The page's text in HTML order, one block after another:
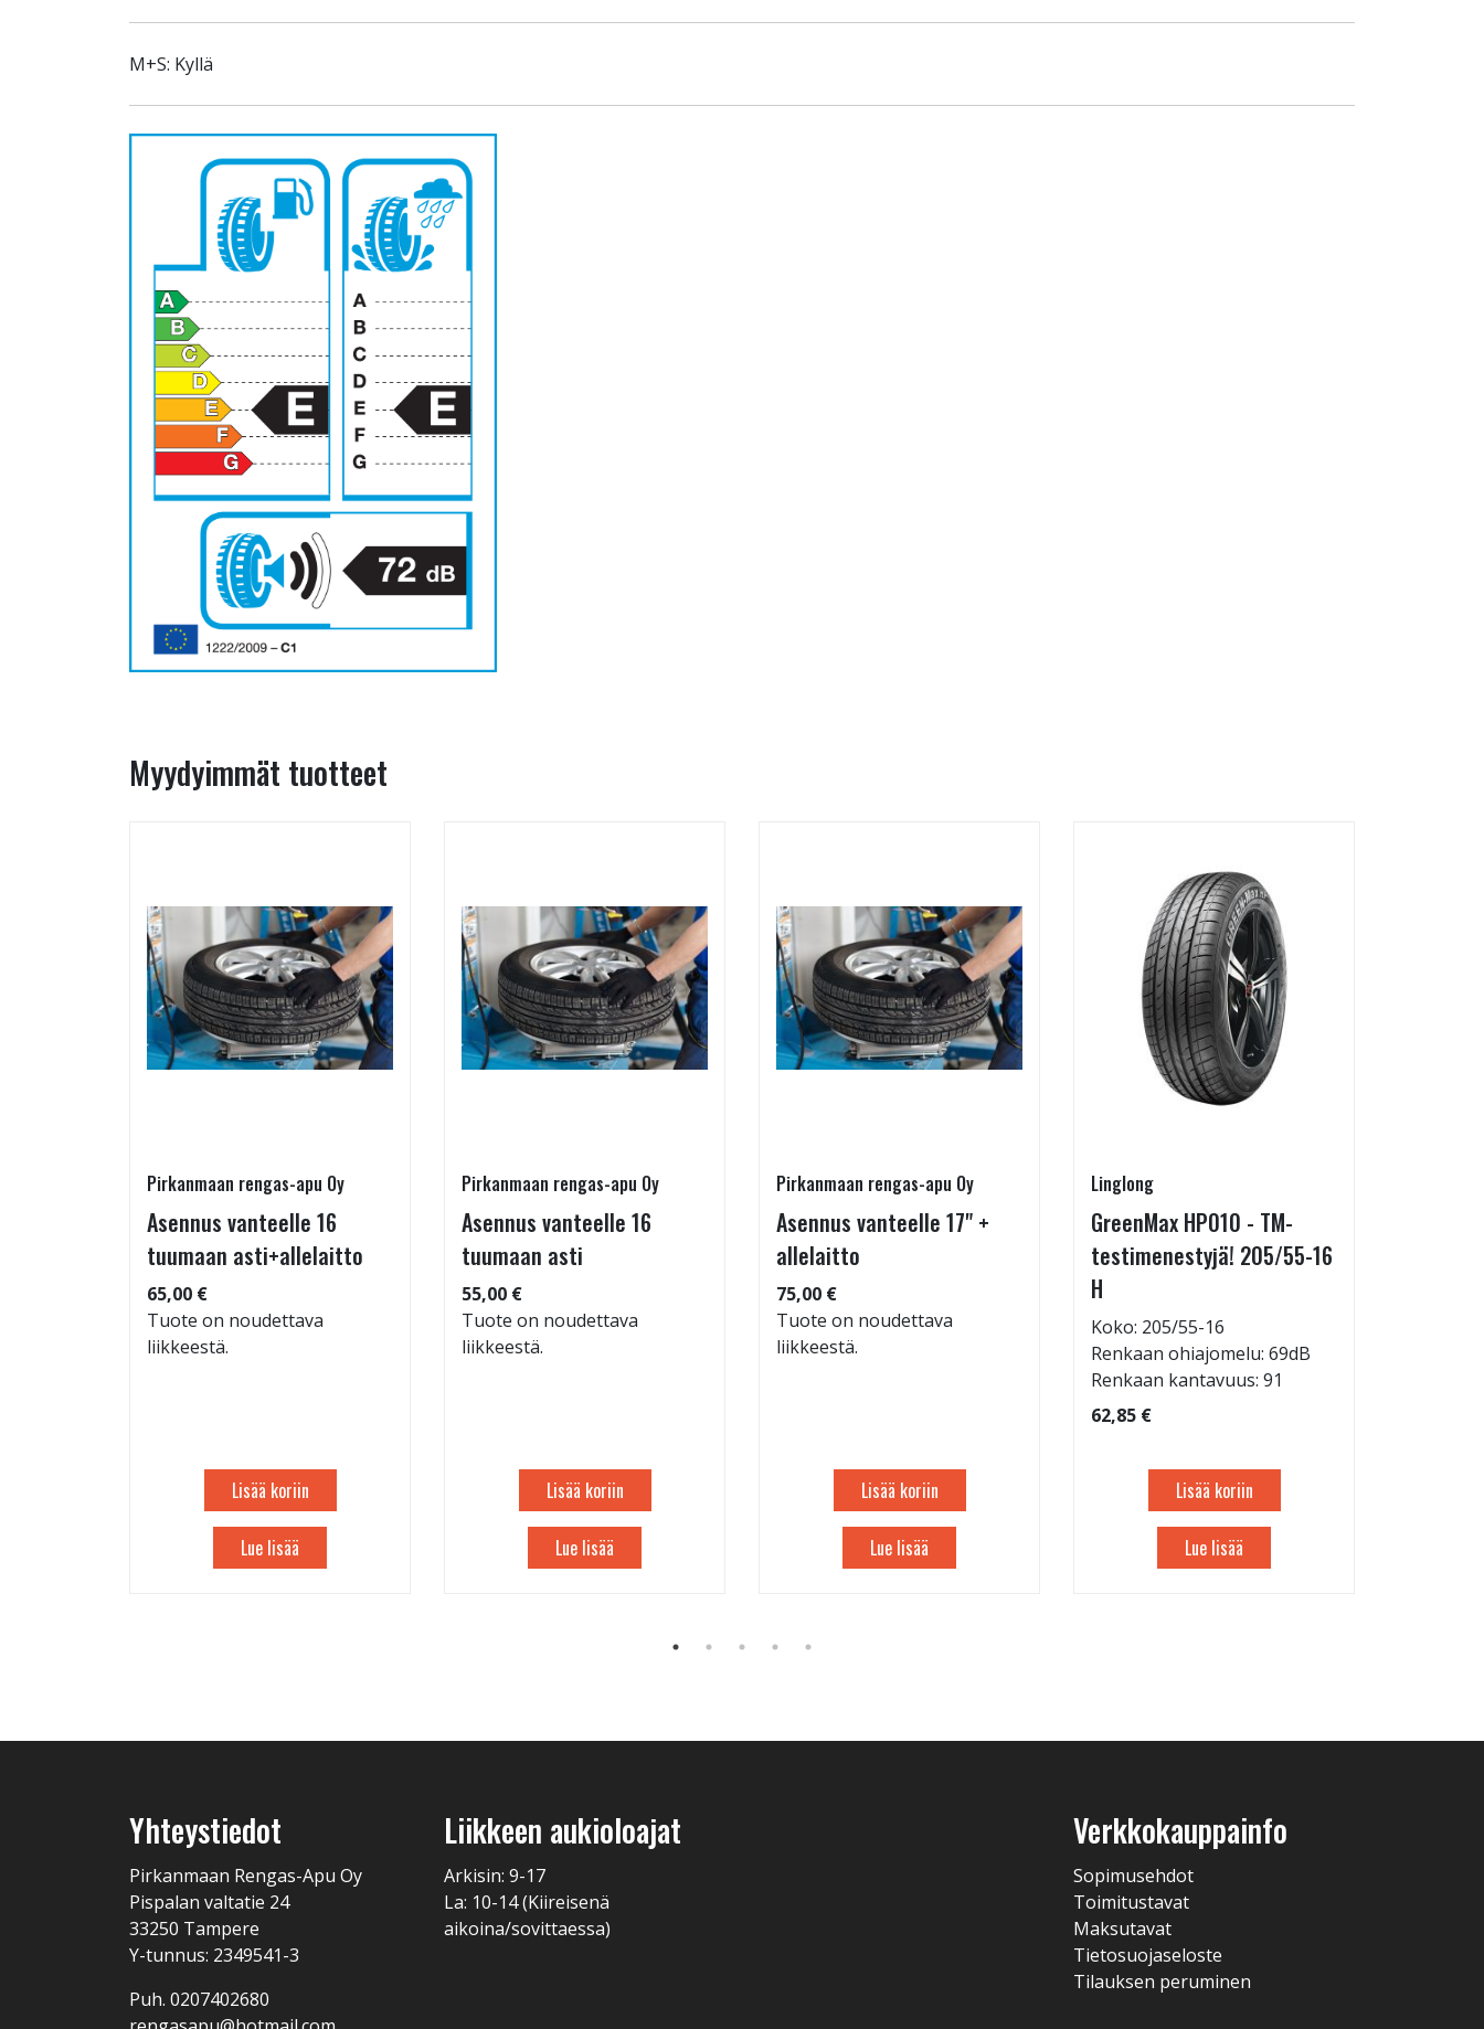
M+S: Kyllä
Myydyimmät tuotteet
Pirkanmaan rengas-apu Oy
Asennus vanteelle 16
tuumaan asti+allelaitto
65,00 €
Tuote on noudettava
liikkeestä.
Lisää koriin
Lue lisää
Pirkanmaan rengas-apu Oy
Asennus vanteelle 16
tuumaan asti
55,00 €
Tuote on noudettava
liikkeestä.
Lisää koriin
Lue lisää
Pirkanmaan rengas-apu Oy
Asennus vanteelle 17" +
allelaitto
75,00 €
Tuote on noudettava
liikkeestä.
Lisää koriin
Lue lisää
Linglong
GreenMax HP010 - TM-
testimenestyjä! 205/55-16
H
Koko: 205/55-16
Renkaan ohiajomelu: 69dB
Renkaan kantavuus: 91
62,85 €
Lisää koriin
Lue lisää
Yhteystiedot
Pirkanmaan Rengas-Apu Oy
Pispalan valtatie 24
33250 Tampere
Y-tunnus: 2349541-3
Puh. 0207402680
Liikkeen aukioloajat
Arkisin: 9-17
La: 10-14 (Kiireisenä
aikoina/sovittaessa)
Verkkokauppainfo
Sopimusehdot
Toimitustavat
Maksutavat
Tietosuojaseloste
Tilauksen peruminen